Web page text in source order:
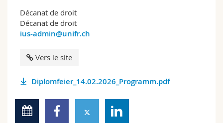
Décanat de droit
Décanat de droit
ius-admin@unifr.ch
Vers le site
Diplomfeier_14.02.2026_Programm.pdf